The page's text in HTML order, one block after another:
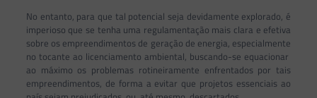
No entanto, para que tal potencial seja devidamente explorado, é
imperioso que se tenha uma regulamentação mais clara e efetiva
sobre os empreendimentos de geração de energia, especialmente
no tocante ao licenciamento ambiental, buscando-se equacionar
ao máximo os problemas rotineiramente enfrentados por tais
empreendimentos, de forma a evitar que projetos essenciais ao